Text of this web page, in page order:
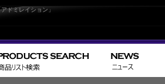
ドミレイション」